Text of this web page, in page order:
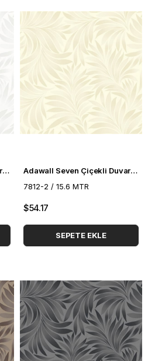
Adawall Seven Çiçekli Duvar Kağıdı 7812-1 Adawall Seven Çiçekli Duvar Kağıdı 7812-2
7812-2 / 15.6 MTR
$54.17
SEPETE EKLE